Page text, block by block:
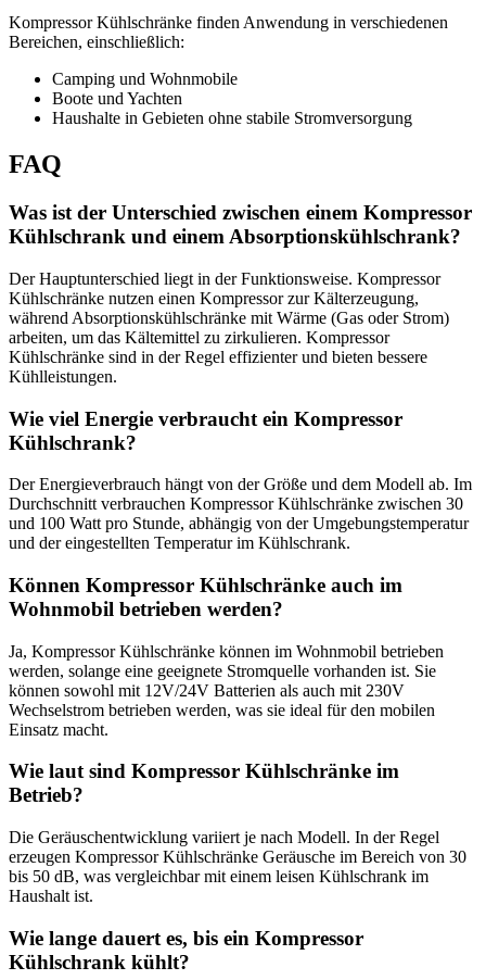
Kompressor Kühlschränke finden Anwendung in verschiedenen
Bereichen, einschließlich:
Camping und Wohnmobile
Boote und Yachten
Haushalte in Gebieten ohne stabile Stromversorgung
FAQ
Was ist der Unterschied zwischen einem Kompressor
Kühlschrank und einem Absorptionskühlschrank?
Der Hauptunterschied liegt in der Funktionsweise. Kompressor
Kühlschränke nutzen einen Kompressor zur Kälterzeugung,
während Absorptionskühlschränke mit Wärme (Gas oder Strom)
arbeiten, um das Kältemittel zu zirkulieren. Kompressor
Kühlschränke sind in der Regel effizienter und bieten bessere
Kühlleistungen.
Wie viel Energie verbraucht ein Kompressor
Kühlschrank?
Der Energieverbrauch hängt von der Größe und dem Modell ab. Im
Durchschnitt verbrauchen Kompressor Kühlschränke zwischen 30
und 100 Watt pro Stunde, abhängig von der Umgebungstemperatur
und der eingestellten Temperatur im Kühlschrank.
Können Kompressor Kühlschränke auch im
Wohnmobil betrieben werden?
Ja, Kompressor Kühlschränke können im Wohnmobil betrieben
werden, solange eine geeignete Stromquelle vorhanden ist. Sie
können sowohl mit 12V/24V Batterien als auch mit 230V
Wechselstrom betrieben werden, was sie ideal für den mobilen
Einsatz macht.
Wie laut sind Kompressor Kühlschränke im
Betrieb?
Die Geräuschentwicklung variiert je nach Modell. In der Regel
erzeugen Kompressor Kühlschränke Geräusche im Bereich von 30
bis 50 dB, was vergleichbar mit einem leisen Kühlschrank im
Haushalt ist.
Wie lange dauert es, bis ein Kompressor
Kühlschrank kühlt?